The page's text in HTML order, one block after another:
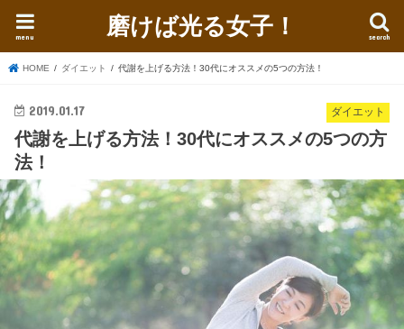
磨けば光る女子！ search
menu
HOME ダイエット 代謝を上げる方法！30代にオススメの5つの方法！
ダイエット
2019.01.17
代謝を上げる方法！30代にオススメの5つの方
法！